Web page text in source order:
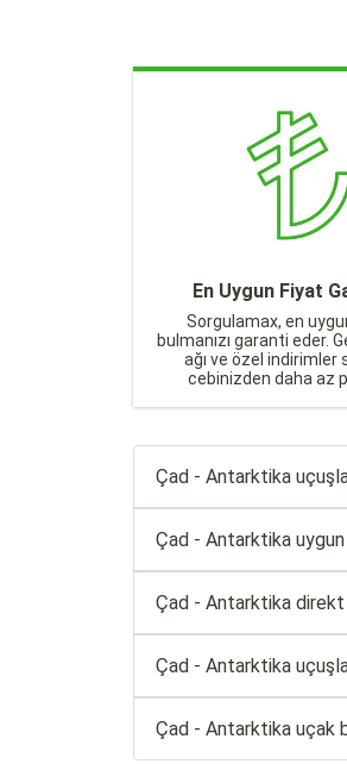
En Uygun Fiyat
Sorgulamax, en
bulmanızı garanti eder.
ağı ve özel indirimler
cebinizden daha az
Çad - Antarktika
Çad - Antarktika uygun
Çad - Antarktika direkt
Çad - Antarktika
Çad - Antarktika uçak